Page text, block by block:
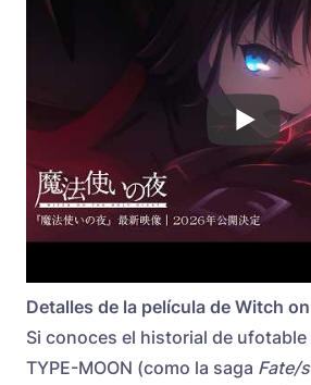
Detalles de la película de Witch
Si conoces el historial de
TYPE-MOON (como la saga Fate/